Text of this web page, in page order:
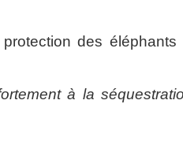
des éléphants
à la